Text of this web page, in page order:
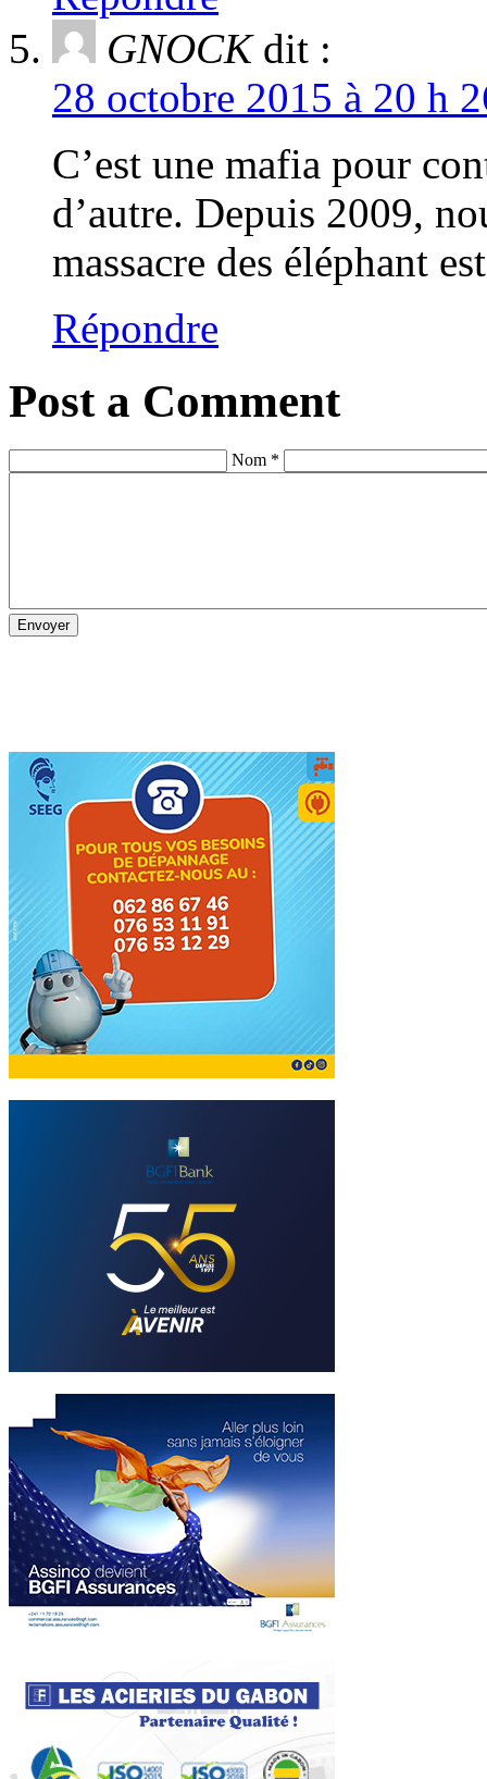
GNOCK dit :
28 octobre 2015 à 20 h
C’est une mafia pour
d’autre. Depuis 2009,
massacre des éléphant
Répondre
Post a Comment
Nom *